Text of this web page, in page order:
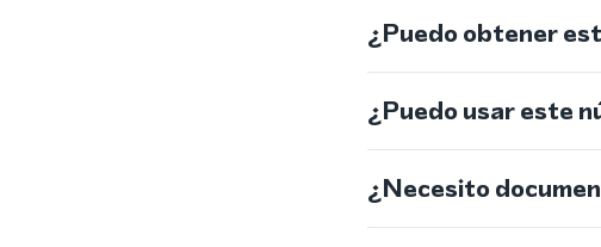
¿Puedo obtener
¿Puedo usar este
¿Necesito